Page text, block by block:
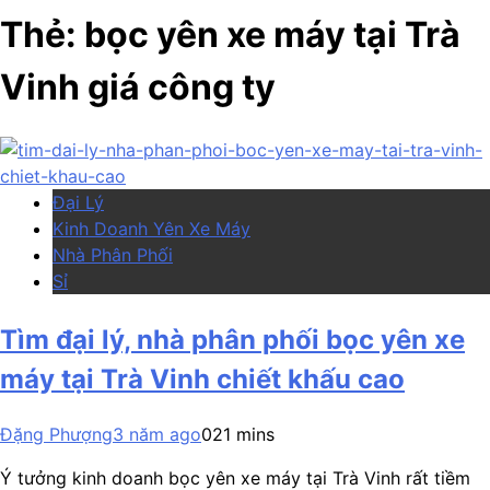
Thẻ: bọc yên xe máy tại Trà
Vinh giá công ty
Đại Lý
Kinh Doanh Yên Xe Máy
Nhà Phân Phối
Sỉ
Tìm đại lý, nhà phân phối bọc yên xe
máy tại Trà Vinh chiết khấu cao
Đặng Phượng3 năm ago021 mins
Ý tưởng kinh doanh bọc yên xe máy tại Trà Vinh rất tiềm